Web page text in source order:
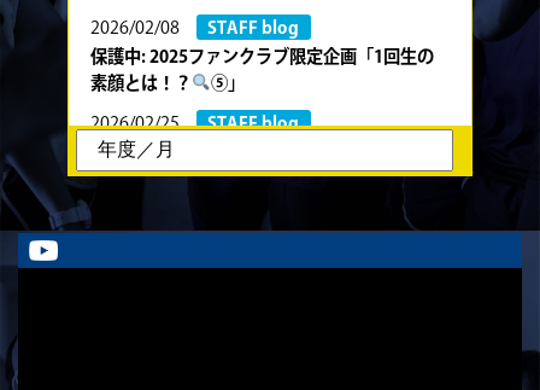
2026/02/08
STAFF blog
保護中: 2025ファンクラブ限定企画「1回生の
素顔とは！？
⑤」
2026/02/25
STAFF blog
保護中: 2025ファンクラブ限定企画「1回生の
素顔とは！？
④」
2026/02/08
STAFF blog